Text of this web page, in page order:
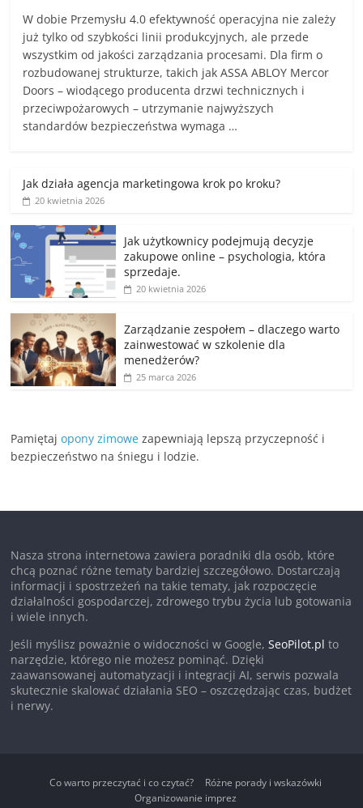
W dobie Przemysłu 4.0 efektywność operacyjna nie zależy
już tylko od szybkości linii produkcyjnych, ale przede
wszystkim od jakości zarządzania procesami. Dla firm o
rozbudowanej strukturze, takich jak ASSA ABLOY Mercor
Doors – wiodącego producenta drzwi technicznych i
przeciwpożarowych – utrzymanie najwyższych
standardów bezpieczeństwa wymaga …
Jak działa agencja marketingowa krok po kroku?
20 kwietnia 2026
Jak użytkownicy podejmują decyzje
zakupowe online – psychologia, która
sprzedaje.
20 kwietnia 2026
Zarządzanie zespołem – dlaczego warto
zainwestować w szkolenie dla
menedżerów?
25 marca 2026
Pamiętajopony zimowe zapewniają lepszą przyczepność i
bezpieczeństwo na śniegu i lodzie.
Nasza strona internetowa zawiera poradniki dla osób, które
chcą poznać różne tematy bardziej szczegółowo. Dostarczają
informacji i spostrzeżeń na takie tematy, jak rozpoczęcie
działalności gospodarczej, zdrowego trybu życia lub gotowania
i wiele innych.
Jeśli myślisz poważnie o widoczności w Google,SeoPilot.pl to
narzędzie, którego nie możesz pominąć. Dzięki
zaawansowanej automatyzacji i integracji AI, serwis pozwala
skutecznie skalować działania SEO – oszczędzając czas, budżet
i nerwy.
Co warto przeczytać i co czytać?
Różne porady i wskazówki
Organizowanie imprez